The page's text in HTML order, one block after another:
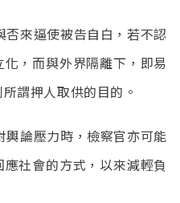
否來逼使被告自白，若不認
，而與外界隔離下，即易
謂押人取供的目的。
輿論壓力時，檢察官亦可能
社會的方式，以來減輕負